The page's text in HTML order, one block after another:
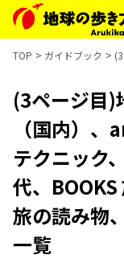
TOP ガイドブック
(3ページ目)
（国内）
テクニック
代、
旅の読み物
一覧